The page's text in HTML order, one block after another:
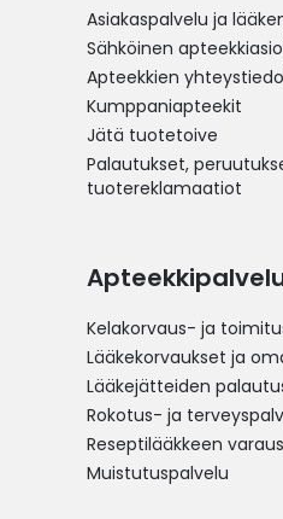
Asiakaspalvelu ja
Sähköinen
Apteekkien
Kumppaniapteekit
Jätä tuotetoive
Palautukset,
tuotereklamaatiot
Kelakorvaus- ja
Lääkekorvaukset ja
Lääkejätteiden
Rokotus- ja
Reseptilääkkeen varaus
Muistutuspalvelu